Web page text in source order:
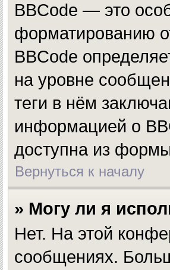
BBCode — это
форматированию
BBCode
на уровне
теги в нём
информацией о
доступна из
Вернуться к началу
» Могу ли я
Нет. На этой
сообщениях.